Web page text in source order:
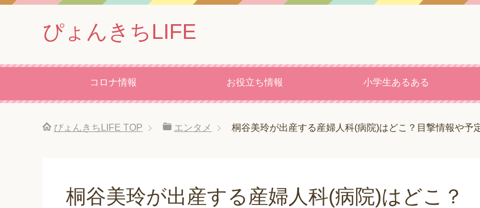
ぴょんきちLIFE
コロナ情報 お役立ち情報 小学生あるある
ぴょんきちLIFE TOP エンタメ 桐谷美玲が出産する産婦人科(病院)はどこ？目撃情報や予
桐谷美玲が出産する産婦人科(病院)はどこ？